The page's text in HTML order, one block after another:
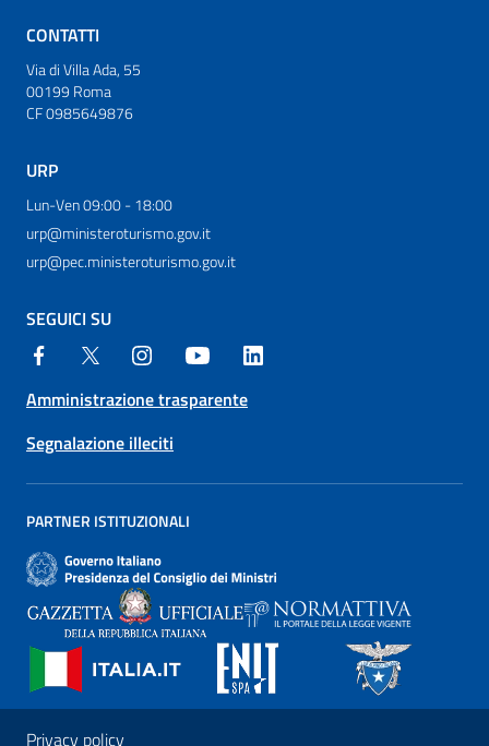
CONTATTI
Via di Villa Ada, 55
00199 Roma
CF 0985649876
URP
Lun-Ven 09:00 - 18:00
urp@ministeroturismo.gov.it
urp@pec.ministeroturismo.gov.it
SEGUICI SU
Amministrazione trasparente
Segnalazione illeciti
PARTNER ISTITUZIONALI
Privacy policy